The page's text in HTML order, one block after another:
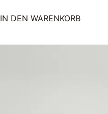
IN DEN WARENKORB